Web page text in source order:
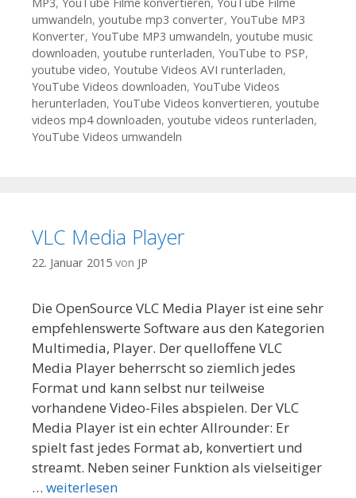
umwandeln, youtube mp3 converter, YouTube MP3
Konverter, YouTube MP3 umwandeln, youtube music
downloaden, youtube runterladen, YouTube to PSP,
youtube video, Youtube Videos AVI runterladen,
YouTube Videos downloaden, YouTube Videos
herunterladen, YouTube Videos konvertieren, youtube
videos mp4 downloaden, youtube videos runterladen,
YouTube Videos umwandeln
VLC Media Player
22. Januar 2015 von JP
Die OpenSource VLC Media Player ist eine sehr
empfehlenswerte Software aus den Kategorien
Multimedia, Player. Der quelloffene VLC
Media Player beherrscht so ziemlich jedes
Format und kann selbst nur teilweise
vorhandene Video-Files abspielen. Der VLC
Media Player ist ein echter Allrounder: Er
spielt fast jedes Format ab, konvertiert und
streamt. Neben seiner Funktion als vielseitiger
… weiterlesen